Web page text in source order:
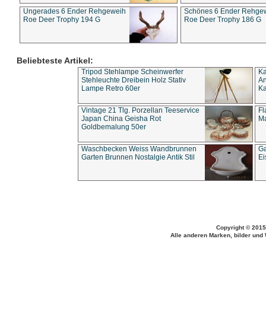
Ungerades 6 Ender Rehgeweih
Roe Deer Trophy 194 G
Schönes 6 Ender
Roe Deer Trophy 186 G
Beliebteste Artikel:
Tripod Stehlampe Scheinwerfer
Stehleuchte Dreibein Holz Stativ
Lampe Retro 60er
Vintage 21 Tlg. Porzellan Teeservice
Japan China Geisha Rot
Goldbemalung 50er
Waschbecken Weiss Wandbrunnen
Garten Brunnen Nostalgie Antik Stil
Copyright ©
Alle anderen Marken, bilder und